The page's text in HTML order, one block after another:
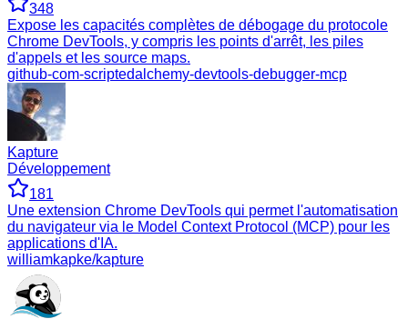
348
Expose les capacités complètes de débogage du protocole
Chrome DevTools, y compris les points d'arrêt, les piles
d'appels et les source maps.
github-com-scriptedalchemy-devtools-debugger-mcp
Kapture
Développement
181
Une extension Chrome DevTools qui permet l'automatisation
du navigateur via le Model Context Protocol (MCP) pour les
applications d'IA.
williamkapke/kapture